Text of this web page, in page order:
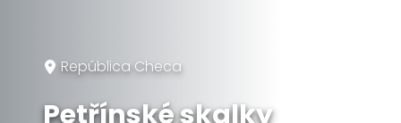
República Checa
Petřínské skalky